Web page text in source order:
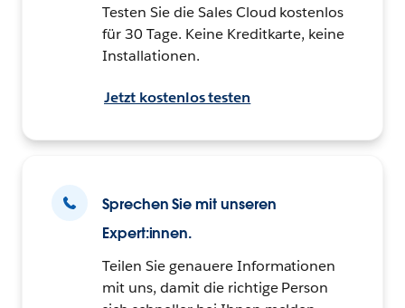
Testen Sie die Sales Cloud kostenlos
für 30 Tage. Keine Kreditkarte, keine
Installationen.
Jetzt kostenlos testen
Sprechen Sie mit unseren
Expert:innen.
Teilen Sie genauere Informationen
mit uns, damit die richtige Person